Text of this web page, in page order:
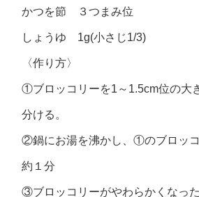
かつを節 ３つまみ位
しょうゆ 1g(小さじ1/3)
〈作り方〉
①ブロッコリーを1～1.5cm位の大
分ける。
②鍋にお湯を沸かし、①のブロッ
約１分
③ブロッコリーがやわらかくなっ